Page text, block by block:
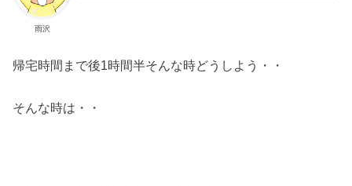
雨沢
帰宅時間まで後1時間半そんな時どうしよう・・
そんな時は・・